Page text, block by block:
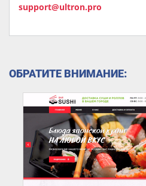
support@ultron.pro
ОБРАТИТЕ ВНИМАНИЕ: